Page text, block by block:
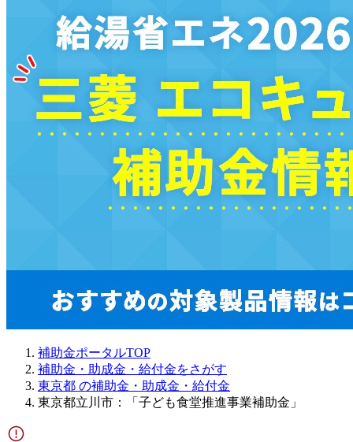
補助金ポータルTOP
補助金・助成金・給付金をさがす
東京都 の補助金・助成金・給付金
東京都立川市：「子ども食堂推進事業補助金」